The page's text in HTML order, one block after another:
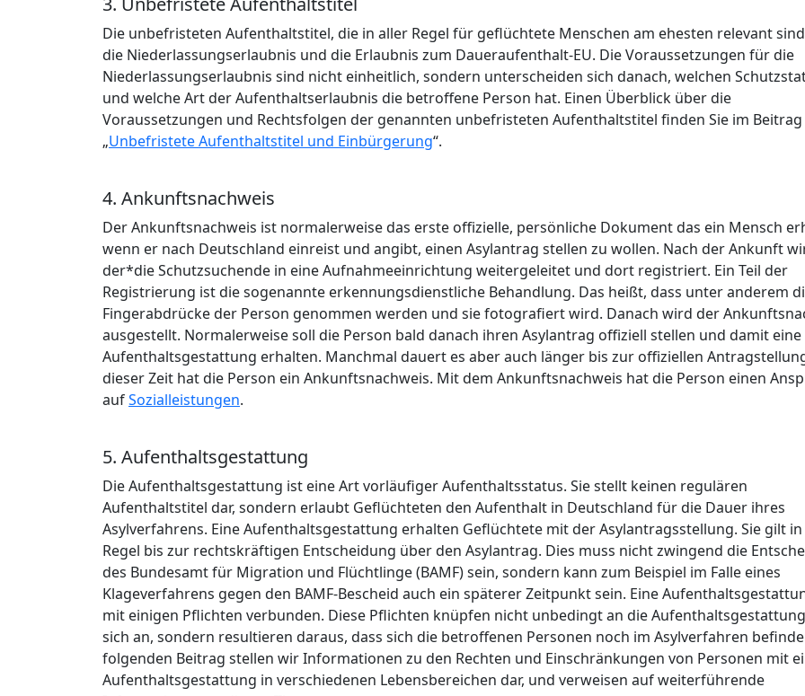
Die unbefristeten Aufenthaltstitel, die in aller Regel für geflüchtete Menschen am ehesten relevant
die Niederlassungserlaubnis und die Erlaubnis zum Daueraufenthalt-EU. Die Voraussetzungen für die
Niederlassungserlaubnis sind nicht einheitlich, sondern unterscheiden sich danach, welchen
und welche Art der Aufenthaltserlaubnis die betroffene Person hat. Einen Überblick über die
Voraussetzungen und Rechtsfolgen der genannten unbefristeten Aufenthaltstitel finden Sie im Beitrag
„Unbefristete Aufenthaltstitel und Einbürgerung“.
4. Ankunftsnachweis
Der Ankunftsnachweis ist normalerweise das erste offizielle, persönliche Dokument das ein Mensch
wenn er nach Deutschland einreist und angibt, einen Asylantrag stellen zu wollen. Nach der Ankunft
der*die Schutzsuchende in eine Aufnahmeeinrichtung weitergeleitet und dort registriert. Ein Teil der
Registrierung ist die sogenannte erkennungsdienstliche Behandlung. Das heißt, dass unter anderem
Fingerabdrücke der Person genommen werden und sie fotografiert wird. Danach wird der
ausgestellt. Normalerweise soll die Person bald danach ihren Asylantrag offiziell stellen und damit eine
Aufenthaltsgestattung erhalten. Manchmal dauert es aber auch länger bis zur offiziellen
dieser Zeit hat die Person ein Ankunftsnachweis. Mit dem Ankunftsnachweis hat die Person einen
aufSozialleistungen.
5. Aufenthaltsgestattung
Die Aufenthaltsgestattung ist eine Art vorläufiger Aufenthaltsstatus. Sie stellt keinen regulären
Aufenthaltstitel dar, sondern erlaubt Geflüchteten den Aufenthalt in Deutschland für die Dauer ihres
Asylverfahrens. Eine Aufenthaltsgestattung erhalten Geflüchtete mit der Asylantragsstellung. Sie gilt
Regel bis zur rechtskräftigen Entscheidung über den Asylantrag. Dies muss nicht zwingend die
des Bundesamt für Migration und Flüchtlinge (BAMF) sein, sondern kann zum Beispiel im Falle eines
Klageverfahrens gegen den BAMF-Bescheid auch ein späterer Zeitpunkt sein. Eine
mit einigen Pflichten verbunden. Diese Pflichten knüpfen nicht unbedingt an die
sich an, sondern resultieren daraus, dass sich die betroffenen Personen noch im Asylverfahren
folgenden Beitrag stellen wir Informationen zu den Rechten und Einschränkungen von Personen mit
Aufenthaltsgestattung in verschiedenen Lebensbereichen dar, und verweisen auf weiterführende